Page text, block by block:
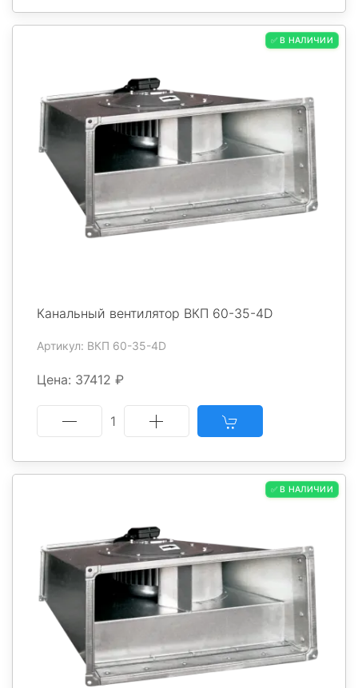
✅ В НАЛИЧИИ
Канальный вентилятор ВКП 60-35-4D
Артикул: ВКП 60-35-4D
Цена: 37412 ₽
1
✅ В НАЛИЧИИ